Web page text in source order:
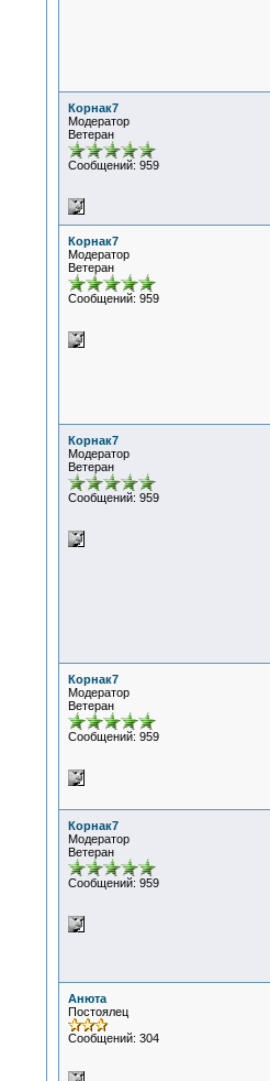
Корнак7
Модератор
Ветеран
Сообщений: 959
Корнак7
Модератор
Ветеран
Сообщений: 959
Корнак7
Модератор
Ветеран
Сообщений: 959
Корнак7
Модератор
Ветеран
Сообщений: 959
Корнак7
Модератор
Ветеран
Сообщений: 959
Анюта
Постоялец
Сообщений: 304